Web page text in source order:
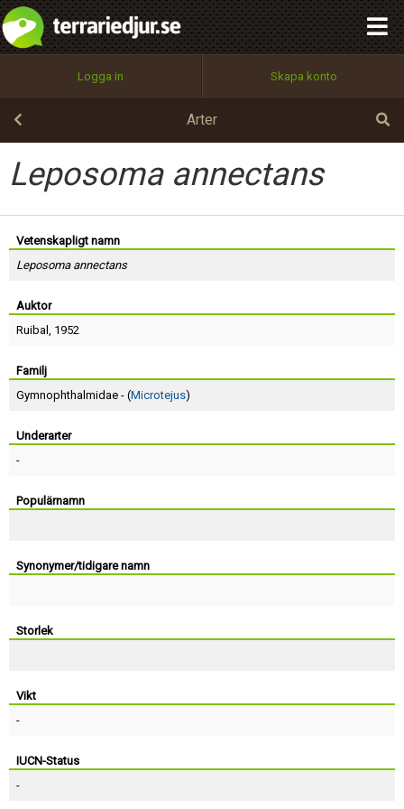
Logga in Skapa konto
Arter
Leposoma annectans
Vetenskapligt namn
Leposoma annectans
Auktor
Ruibal , 1952
Familj
Gymnophthalmidae - (Microtejus)
Underarter
-
Populärnamn
Synonymer/tidigare namn
Storlek
Vikt
-
IUCN-Status
-
Utför
100%
OK
integritetspolicy
Namn:
Epost:
Användarnamn:
Lösenord:
Terms of Service
Skapa konto
Begär nytt lösenord
Tillbaka till förstasidan